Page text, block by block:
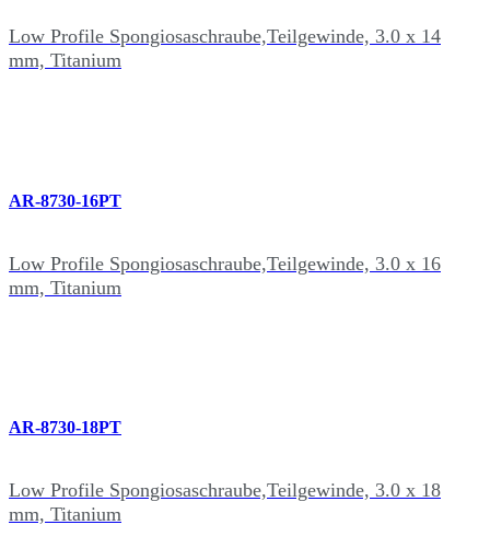
Low Profile Spongiosaschraube,Teilgewinde, 3.0 x 14
mm, Titanium
AR-8730-16PT
Low Profile Spongiosaschraube,Teilgewinde, 3.0 x 16
mm, Titanium
AR-8730-18PT
Low Profile Spongiosaschraube,Teilgewinde, 3.0 x 18
mm, Titanium